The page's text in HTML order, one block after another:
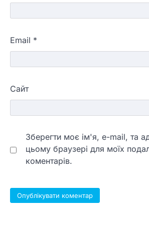
Email *
Сайт
Зберегти моє ім'я, e-mail, та
цьому браузері для моїх
коментарів.